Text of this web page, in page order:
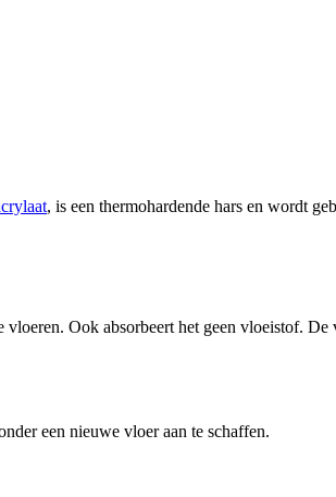
, is een thermohardende hars en wordt
Ook absorbeert het geen vloeistof.
een nieuwe vloer aan te schaffen.